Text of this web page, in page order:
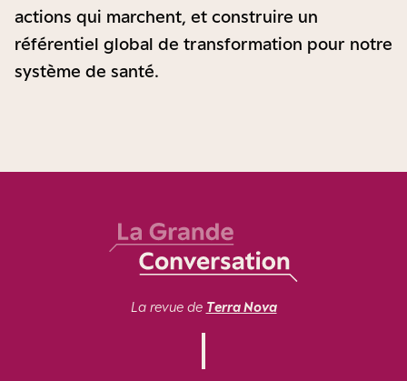
actions qui marchent, et construire un
référentiel global de transformation pour notre
système de santé.
La revue de Terra Nova